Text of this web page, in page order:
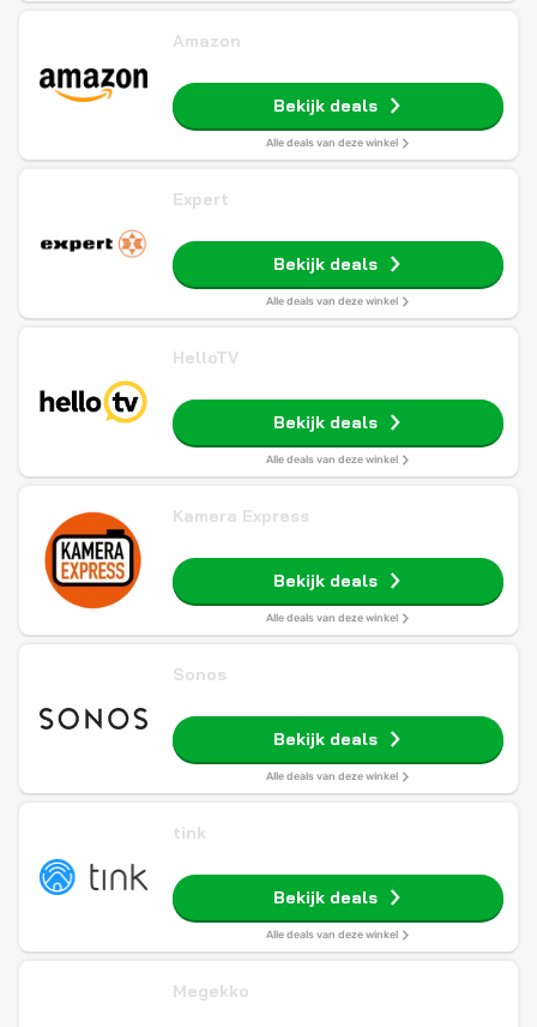
Amazon
Bekijk deals
Alle deals van deze winkel
Expert
Bekijk deals
Alle deals van deze winkel
HelloTV
Bekijk deals
Alle deals van deze winkel
Kamera Express
Bekijk deals
Alle deals van deze winkel
Sonos
Bekijk deals
Alle deals van deze winkel
tink
Bekijk deals
Alle deals van deze winkel
Megekko